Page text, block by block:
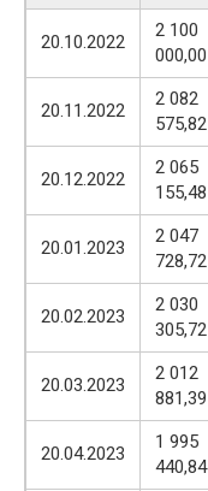
20.10.2022
2 100
000,00
20.11.2022
2 082
575,82
20.12.2022
2 065
155,48
20.01.2023
2 047
728,72
20.02.2023
2 030
305,72
20.03.2023
2 012
881,39
20.04.2023
1 995
440,84